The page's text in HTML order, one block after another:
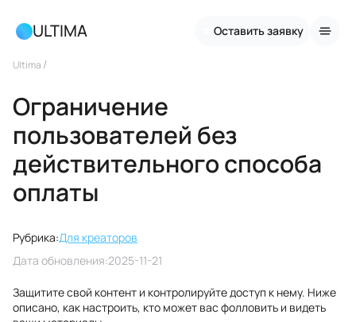
ULTIMA Оставить заявку
Ultima /
Ограничение
пользователей без
действительного способа
оплаты
Рубрика:Для креаторов
Дата обновления:2025-11-21
Защитите свой контент и контролируйте доступ к нему. Ниже
описано, как настроить, кто может вас фолловить и видеть